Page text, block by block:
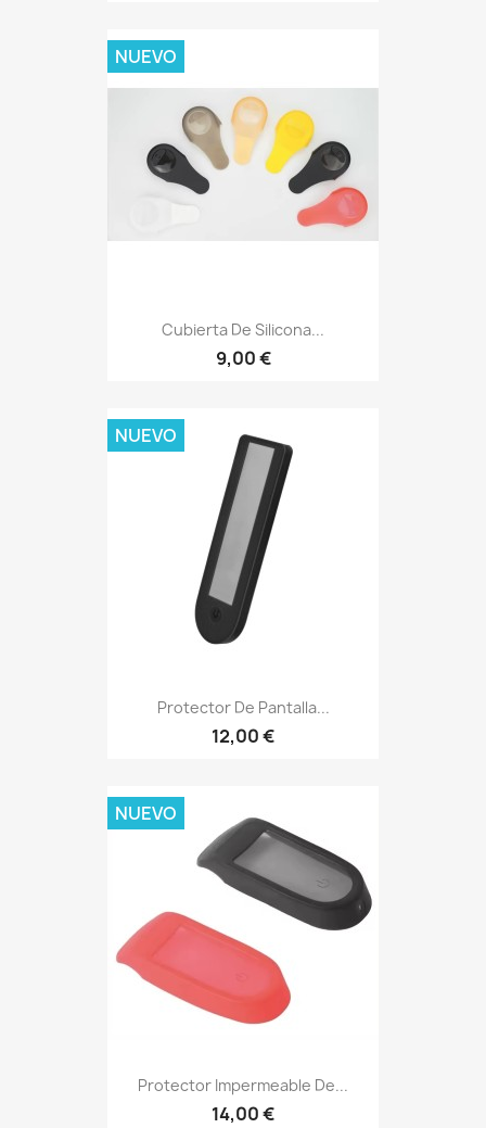
Cubierta De Silicona...
9,00 €
NUEVO
Protector De Pantalla...
12,00 €
NUEVO
Protector Impermeable De...
14,00 €
NUEVO